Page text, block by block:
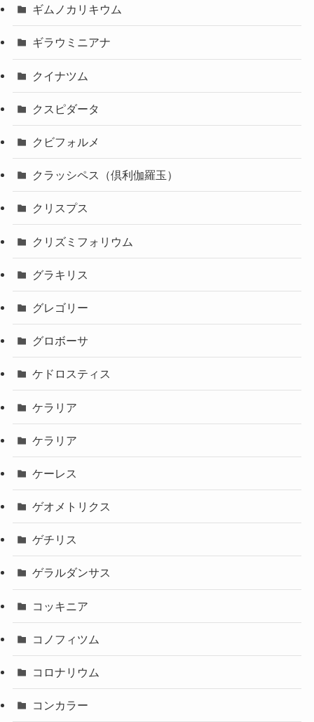
ギムノカリキウム
ギラウミニアナ
クイナツム
クスピダータ
クビフォルメ
クラッシペス（倶利伽羅玉）
クリスプス
クリズミフォリウム
グラキリス
グレゴリー
グロボーサ
ケドロスティス
ケラリア
ケラリア
ケーレス
ゲオメトリクス
ゲチリス
ゲラルダンサス
コッキニア
コノフィツム
コロナリウム
コンカラー